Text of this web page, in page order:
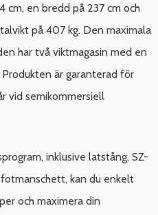
cm, en bredd på 237 cm och
på 407 kg. Den maximala
har två viktmagasin med en
är garanterad för
vid semikommersiell
inklusive latstång, SZ-
kan du enkelt
och maximera din